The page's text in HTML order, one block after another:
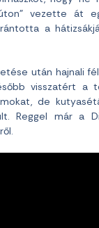
vezette át
a
után hajnali
visszatért a
de
Reggel már a